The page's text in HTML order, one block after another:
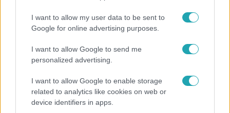
I want to allow my user data to be sent to
Google for online advertising purposes.
I want to allow Google to send me
personalized advertising.
I want to allow Google to enable storage
related to analytics like cookies on web or
device identifiers in apps.
„Attól féltem, nem fogja túlélni” – megrázó